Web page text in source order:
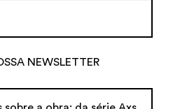
NEWSLETTER